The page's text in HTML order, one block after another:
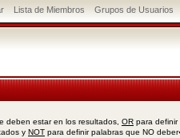
Lista de Miembros Grupos de Usuarios
deben estar en los resultados, OR para definir
y NOT para definir palabras que NO